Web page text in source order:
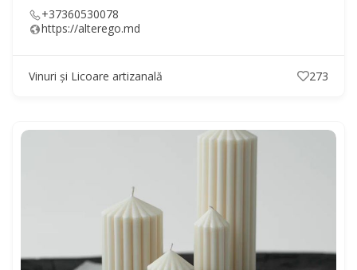
+37360530078
https://alterego.md
Vinuri și Licoare artizanală 273